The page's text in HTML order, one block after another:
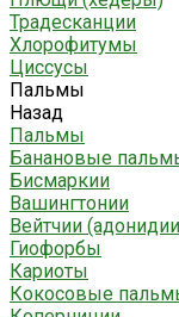
Традесканции
Хлорофитумы
Циссусы
Пальмы
Назад
Пальмы
Банановые
Бисмаркии
Вашингтонии
Вейтчии
Гиофорбы
Кариоты
Кокосовые